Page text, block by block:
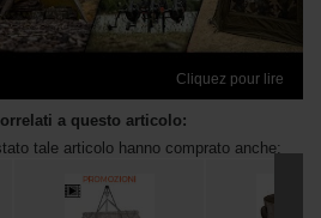
Cliquez pour lire
a questo articolo:
tale articolo hanno comprato anche: